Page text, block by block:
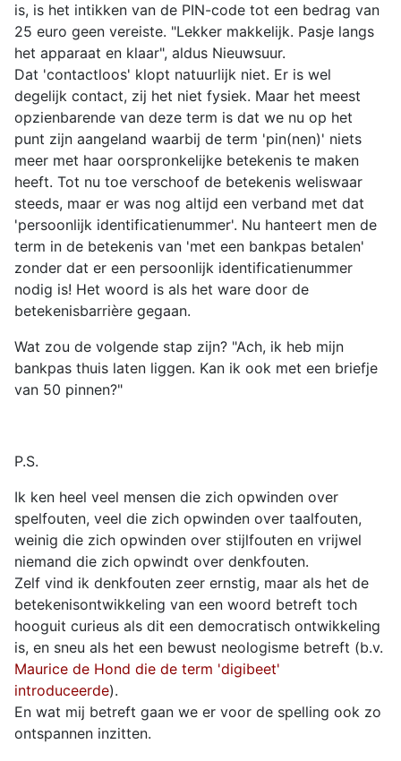
is, is het intikken van de PIN-code tot een bedrag van
25 euro geen vereiste. "Lekker makkelijk. Pasje langs
het apparaat en klaar", aldus Nieuwsuur.
Dat 'contactloos' klopt natuurlijk niet. Er is wel
degelijk contact, zij het niet fysiek. Maar het meest
opzienbarende van deze term is dat we nu op het
punt zijn aangeland waarbij de term 'pin(nen)' niets
meer met haar oorspronkelijke betekenis te maken
heeft. Tot nu toe verschoof de betekenis weliswaar
steeds, maar er was nog altijd een verband met dat
'persoonlijk identificatienummer'. Nu hanteert men de
term in de betekenis van 'met een bankpas betalen'
zonder dat er een persoonlijk identificatienummer
nodig is! Het woord is als het ware door de
betekenisbarrière gegaan.
Wat zou de volgende stap zijn? "Ach, ik heb mijn
bankpas thuis laten liggen. Kan ik ook met een briefje
van 50 pinnen?"
P.S.
Ik ken heel veel mensen die zich opwinden over
spelfouten, veel die zich opwinden over taalfouten,
weinig die zich opwinden over stijlfouten en vrijwel
niemand die zich opwindt over denkfouten.
Zelf vind ik denkfouten zeer ernstig, maar als het de
betekenisontwikkeling van een woord betreft toch
hooguit curieus als dit een democratisch ontwikkeling
is, en sneu als het een bewust neologisme betreft (b.v.
Maurice de Hond die de term 'digibeet'
introduceerde).
En wat mij betreft gaan we er voor de spelling ook zo
ontspannen inzitten.